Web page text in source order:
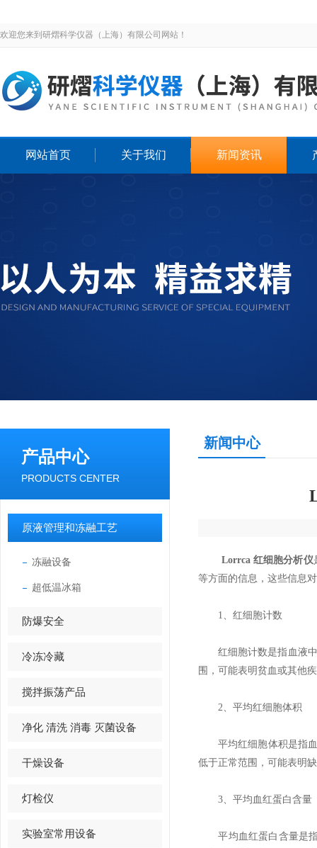
欢迎您来到研熠科学仪器（上海）有限公司网站！
网站首页 关于我们 新闻资讯
产品中心
PRODUCTS CENTER
原液管理和冻融工艺
冻融设备
超低温冰箱
防爆安全
冷冻冷藏
搅拌振荡产品
净化 清洗 消毒 灭菌设备
干燥设备
灯检仪
实验室常用设备
新闻中心
Lorrca 红细胞分析仪
等方面的信息，这些信息
1、红细胞计数
红细胞计数是指血液中
围，可能表明贫血或其他
2、平均红细胞体积
平均红细胞体积是指血
低于正常范围，可能表明
3、平均血红蛋白含量
平均血红蛋白含量是指